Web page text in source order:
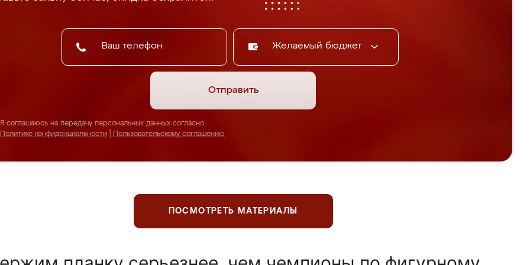
Желаемый бюджет
Отправить
Я соглашаюсь на передачу персональных данных согласно
Политике конфиденциальности
Пользовательскому соглашению
ПОСМОТРЕТЬ МАТЕРИАЛЫ